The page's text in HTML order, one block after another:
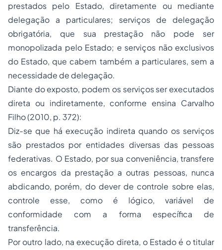
prestados pelo Estado, diretamente ou mediante
delegação a particulares; serviços de delegação
obrigatória, que sua prestação não pode ser
monopolizada pelo Estado; e serviços não exclusivos
do Estado, que cabem também a particulares, sem a
necessidade de delegação.
Diante do exposto, podem os serviços ser executados
direta ou indiretamente, conforme ensina Carvalho
Filho (2010, p. 372):
Diz-se que há execução indireta quando os serviços
são prestados por entidades diversas das pessoas
federativas. O Estado, por sua conveniência, transfere
os encargos da prestação a outras pessoas, nunca
abdicando, porém, do dever de controle sobre elas,
controle esse, como é lógico, variável de
conformidade com a forma específica de
transferência.
Por outro lado, na execução direta, o Estado é o titular